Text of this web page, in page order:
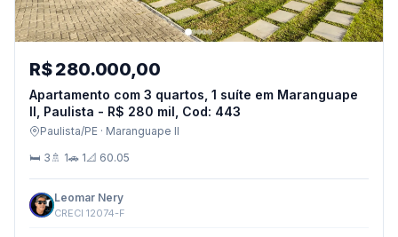
R$ 280.000,00
Apartamento com 3 quartos, 1 suíte em Maranguape
II, Paulista - R$ 280 mil, Cod: 443
Paulista/PE · Maranguape II
🛏 3 🚿 1🚗 1📐 60.05
Leomar Nery
CRECI 12074-F